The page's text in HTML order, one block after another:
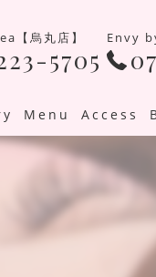
【烏丸店】
5705
Envy
Menu Access